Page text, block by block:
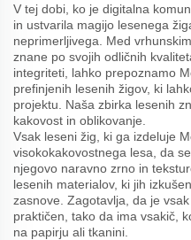
V tej dobi, ko je digitalna
in ustvarila magijo lesenega
neprimerljivega. Med
znane po svojih odličnih
integriteti, lahko prepoznamo
prefinjenih lesenih žigov, ki
projektu. Naša zbirka lesenih
kakovost in oblikovanje.
Vsak leseni žig, ki ga izdeluje
visokokakovostnega lesa, da
njegovo naravno zrno in
lesenih materialov, ki jih
zasnove. Zagotavlja, da je
praktičen, tako da ima vsakič,
na papirju ali tkanini.